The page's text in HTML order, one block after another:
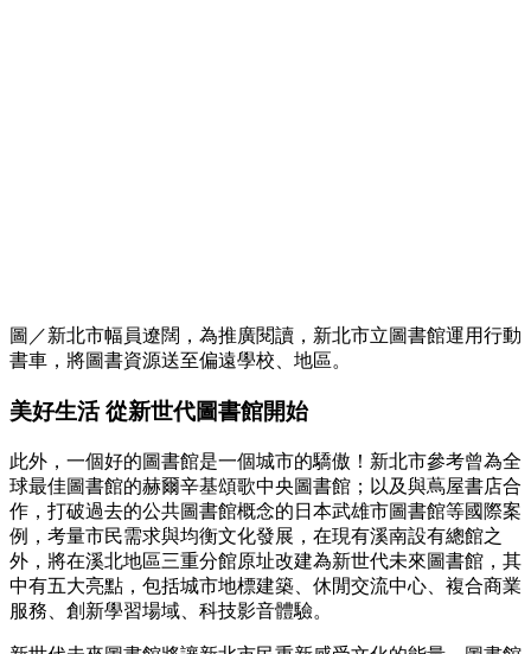
圖／新北市幅員遼闊，為推廣閱讀，新北市立圖書館運用行動
書車，將圖書資源送至偏遠學校、地區。
美好生活 從新世代圖書館開始
此外，一個好的圖書館是一個城市的驕傲！新北市參考曾為全
球最佳圖書館的赫爾辛基頌歌中央圖書館；以及與蔦屋書店合
作，打破過去的公共圖書館概念的日本武雄市圖書館等國際案
例，考量市民需求與均衡文化發展，在現有溪南設有總館之
外，將在溪北地區三重分館原址改建為新世代未來圖書館，其
中有五大亮點，包括城市地標建築、休閒交流中心、複合商業
服務、創新學習場域、科技影音體驗。